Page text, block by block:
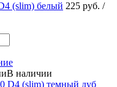
(slim) белый 225 руб. /
В наличии